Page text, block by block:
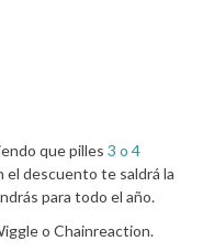
que pilles 3 o 4
el descuento te saldrá la
para todo el año.
o Chainreaction.